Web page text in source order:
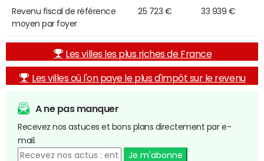
Revenu fiscal de référence
moyen par foyer
25 723 € 33 939 €
Les villes les plus riches de France
Les villes où l'on paye le plus d'impôt sur le revenu
A ne pas manquer
Recevez nos astuces et bons plans directement par e-
mail.
Je m'abonne